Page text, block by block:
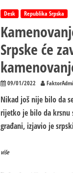
Desk Republika Srpska
Srpske će
09/01/2022
Nikad još nije bilo da
rijetko je bilo da krsnu
građani, izjavio je srpski
više